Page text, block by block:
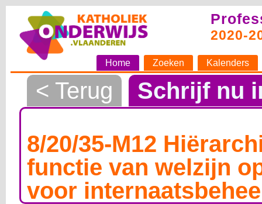
2020-
Home Zoeken Kalenders
< Terug Schrijf nu
8/20/35-M12
functie van welzijn
voor